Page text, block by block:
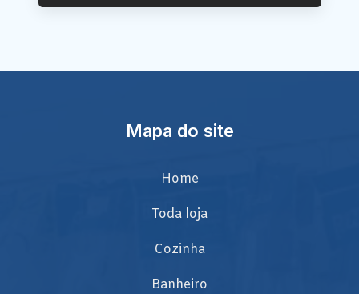
Mapa do site
Home
Toda loja
Cozinha
Banheiro